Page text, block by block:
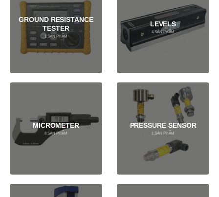
GROUND RESISTANCE
TESTER
1SẢN PHẨM
LEVELS
4SẢN PHẨM
MICROMETER
8 SẢN PHẨM
PRESSURE SENSOR
1 SẢN PHẨM